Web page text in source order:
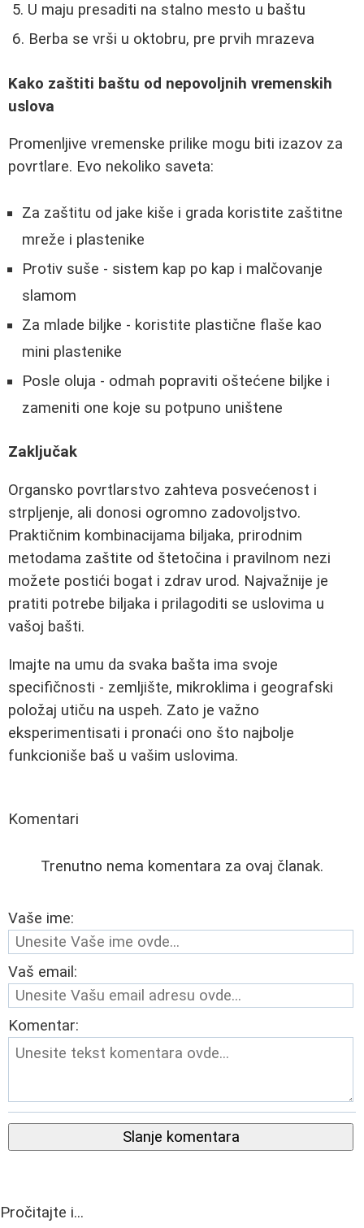
U maju presaditi na stalno mesto u baštu
Berba se vrši u oktobru, pre prvih mrazeva
Kako zaštiti baštu od nepovoljnih vremenskih
uslova
Promenljive vremenske prilike mogu biti izazov za
povrtlare. Evo nekoliko saveta:
Za zaštitu od jake kiše i grada koristite zaštitne
mreže i plastenike
Protiv suše - sistem kap po kap i malčovanje
slamom
Za mlade biljke - koristite plastične flaše kao
mini plastenike
Posle oluja - odmah popraviti oštećene biljke i
zameniti one koje su potpuno uništene
Zaključak
Organsko povrtlarstvo zahteva posvećenost i
strpljenje, ali donosi ogromno zadovoljstvo.
Praktičnim kombinacijama biljaka, prirodnim
metodama zaštite od štetočina i pravilnom nezi
možete postići bogat i zdrav urod. Najvažnije je
pratiti potrebe biljaka i prilagoditi se uslovima u
vašoj bašti.
Imajte na umu da svaka bašta ima svoje
specifičnosti - zemljište, mikroklima i geografski
položaj utiču na uspeh. Zato je važno
eksperimentisati i pronaći ono što najbolje
funkcioniše baš u vašim uslovima.
Komentari
Trenutno nema komentara za ovaj članak.
Vaše ime:
Vaš email:
Komentar:
Slanje komentara
Pročitajte i...